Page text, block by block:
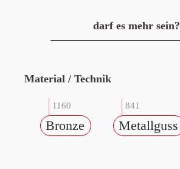
darf es mehr sein?
Material / Technik
1160
Bronze
841
Metallguss